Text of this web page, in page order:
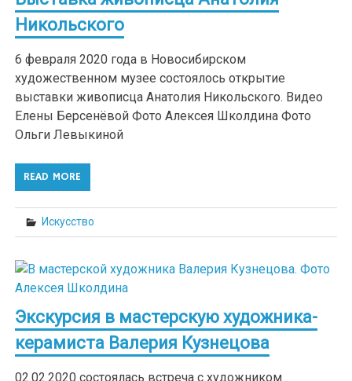
Никольского
6 февраля 2020 года в Новосибирском
художественном музее состоялось открытие
выставки живописца Анатолия Никольского. Видео
Елены Берсенёвой Фото Алексея Школдина Фото
Ольги Левыкиной
READ MORE
Искусство
Экскурсия в мастерскую художника-
керамиста Валерия Кузнецова
02.02.2020 состоялась встреча с художником